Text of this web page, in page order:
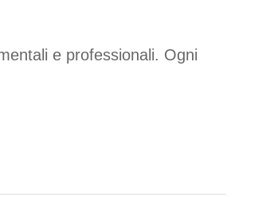
e professionali. Ogni